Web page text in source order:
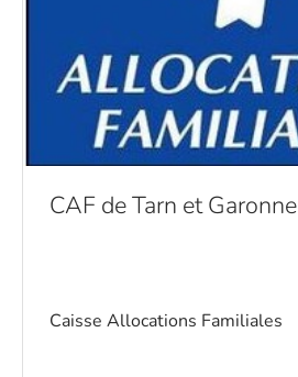
CAF de Tarn et Garonne
Caisse Allocations Familiales